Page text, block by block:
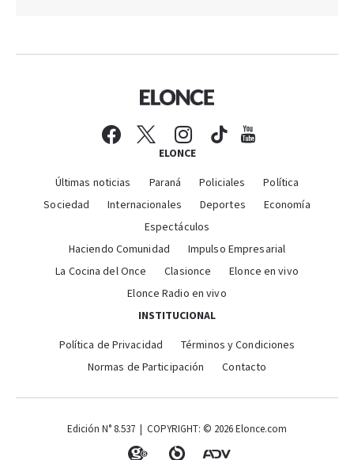
ELONCE
Últimas noticias Paraná Policiales
Política
Sociedad
Internacionales Deportes
Economía
Espectáculos
Haciendo Comunidad
Impulso Empresarial
La Cocina del Once
Clasionce
Elonce en vivo
Elonce Radio en vivo
INSTITUCIONAL
Política de Privacidad
Términos y Condiciones
Normas de Participación
Contacto
Edición N° 8.537 | COPYRIGHT: © 2026 Elonce.com